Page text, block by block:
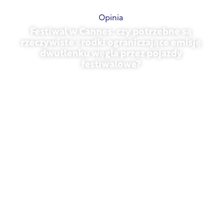
Opinia
Festiwal w Cannes: czy potrzebne są
rzeczywiste środki ograniczające emisję
dwutlenku węgla przez pojazdy
festiwalowe?